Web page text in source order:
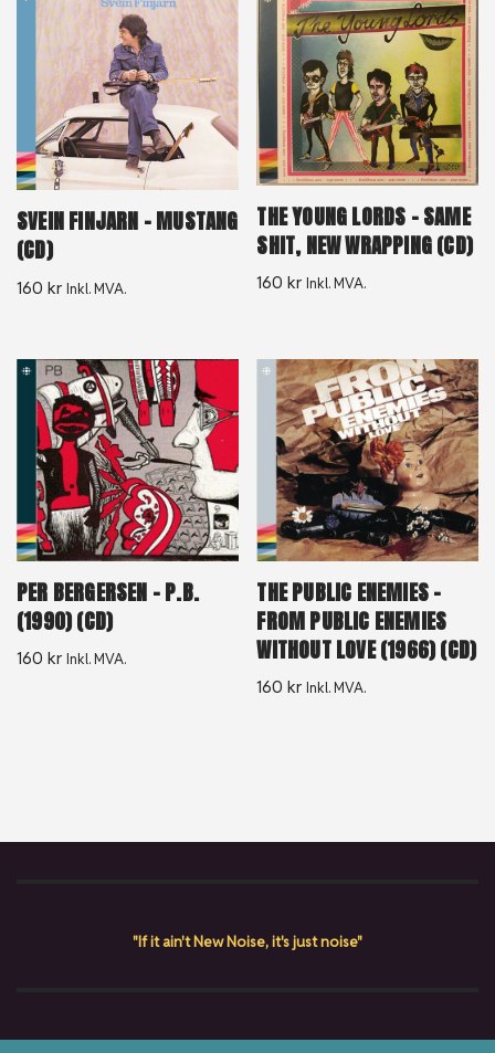
SVEIN FINJARN – MUSTANG
(CD)
160 kr Inkl. MVA.
THE YOUNG LORDS – SAME
SHIT, NEW WRAPPING (CD)
160kr Inkl. MVA.
PER BERGERSEN – P.B.
(1990) (CD)
160 kr Inkl. MVA.
THE PUBLIC ENEMIES –
FROM PUBLIC ENEMIES
WITHOUT LOVE (1966) (CD)
160kr Inkl. MVA.
"If it ain't New Noise, it's just noise"